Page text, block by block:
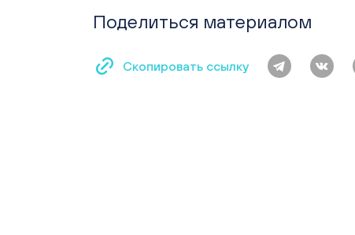
Поделиться материалом
Скопировать ссылку